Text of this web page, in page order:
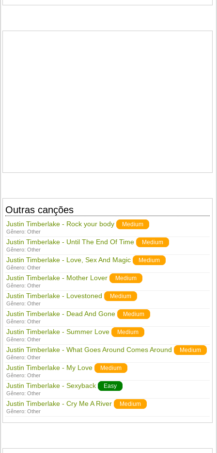
Outras canções
Justin Timberlake - Rock your body Medium
Gênero:Other
Justin Timberlake - Until The End Of Time Medium
Gênero:Other
Justin Timberlake - Love, Sex And Magic Medium
Gênero:Other
Justin Timberlake - Mother Lover Medium
Gênero:Other
Justin Timberlake - Lovestoned Medium
Gênero:Other
Justin Timberlake - Dead And Gone Medium
Gênero:Other
Justin Timberlake - Summer Love Medium
Gênero:Other
Justin Timberlake - What Goes Around Comes Around Medium
Gênero:Other
Justin Timberlake - My Love Medium
Gênero:Other
Justin Timberlake - Sexyback Easy
Gênero:Other
Justin Timberlake - Cry Me A River Medium
Gênero:Other